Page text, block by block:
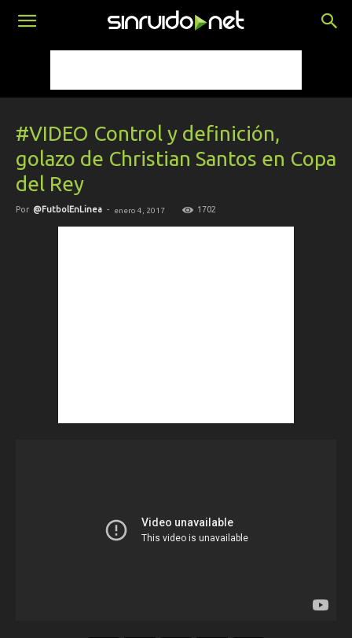
#VIDEO Control y definición,
golazo de Christian Santos en Copa
del Rey
Por @FutbolEnLinea - enero 4, 2017 1702